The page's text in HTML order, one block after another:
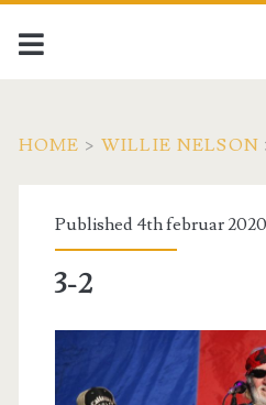
HOME > WILLIE NELSON
Published 4th februar 2020
3-2